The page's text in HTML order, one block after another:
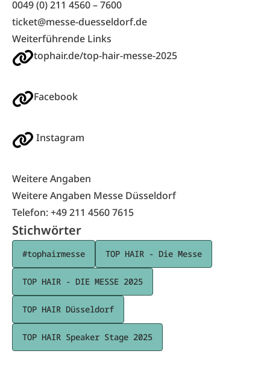
0049 (0) 211 4560 – 7600
ticket@messe-duesseldorf.de
Weiterführende Links
tophair.de/top-hair-messe-2025
Facebook
Instagram
Weitere Angaben
Weitere Angaben Messe Düsseldorf
Telefon: +49 211 4560 7615
Stichwörter
#tophairmesse TOP HAIR - Die Messe
TOP HAIR - DIE MESSE 2025
TOP HAIR Düsseldorf
TOP HAIR Speaker Stage 2025